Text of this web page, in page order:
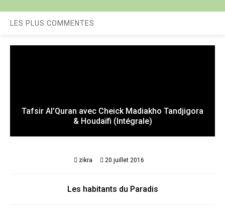
LES PLUS COMMENTES
Tafsir Al’Quran avec Cheick Madiakho Tandjigora
& Houdaïfi (Intégrale)
zikra 20 juillet 2016
Les habitants du Paradis